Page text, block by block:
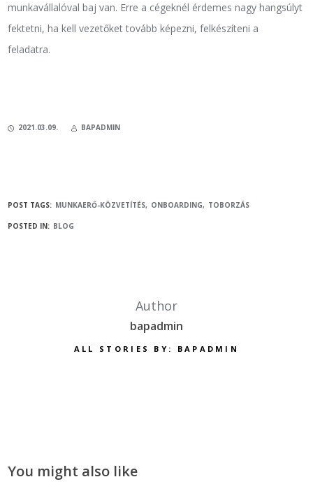
munkavállalóval baj van. Erre a cégeknél érdemes nagy hangsúlyt
fektetni, ha kell vezetőket tovább képezni, felkészíteni a
feladatra.
2021.03.09. BAPADMIN
POST TAGS: MUNKAERŐ-KÖZVETÍTÉS ONBOARDING TOBORZÁS
POSTED IN: BLOG
Author
bapadmin
ALL STORIES BY: BAPADMIN
You might also like